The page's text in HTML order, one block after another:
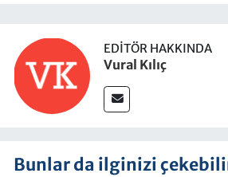
EDITÖR HAKKINDA
Vural Kılıç
Bunlar da ilginizi